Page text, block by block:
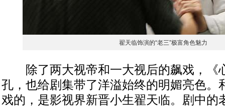
翟天临饰演的“老三”极富角色魅力
除了两大视帝和一大视后的飙戏，《
孔，也给剧集带了洋溢始终的明媚亮色。
戏的，是影视界新晋小生翟天临。剧中的